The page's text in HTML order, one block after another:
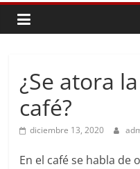
¿Se atora
café?
diciembre 13, 2020
En el café se habla de